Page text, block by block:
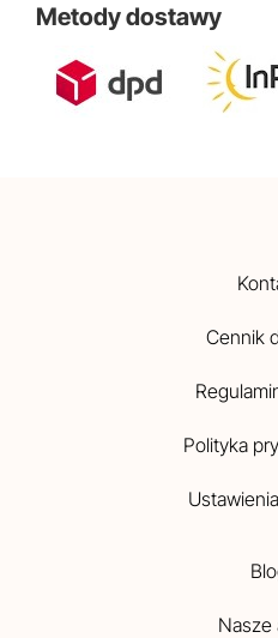
Metody dostawy
Cennik
Polityka
Nasze